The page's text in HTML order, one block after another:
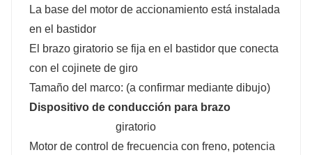
La base del motor de accionamiento está instalada
en el bastidor
El brazo giratorio se fija en el bastidor que conecta
con el cojinete de giro
Tamaño del marco: (a confirmar mediante dibujo)
Dispositivo de conducción para brazo
giratorio
Motor de control de frecuencia con freno, potencia